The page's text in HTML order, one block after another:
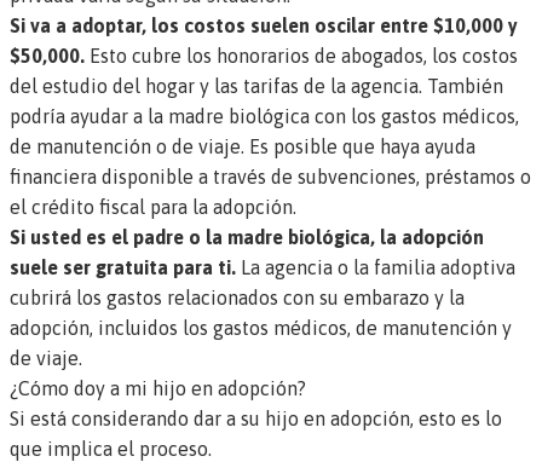
Si va a adoptar, los costos suelen oscilar entre $10,000 y
$50,000. Esto cubre los honorarios de abogados, los costos
del estudio del hogar y las tarifas de la agencia. También
podría ayudar a la madre biológica con los gastos médicos,
de manutención o de viaje. Es posible que haya ayuda
financiera disponible a través de subvenciones, préstamos o
el crédito fiscal para la adopción.
Si usted es el padre o la madre biológica, la adopción
suele ser gratuita para ti. La agencia o la familia adoptiva
cubrirá los gastos relacionados con su embarazo y la
adopción, incluidos los gastos médicos, de manutención y
de viaje.
¿Cómo doy a mi hijo en adopción?
Si está considerando dar a su hijo en adopción, esto es lo
que implica el proceso.